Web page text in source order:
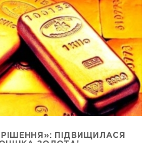
ПІДВИЩИЛАСЯ